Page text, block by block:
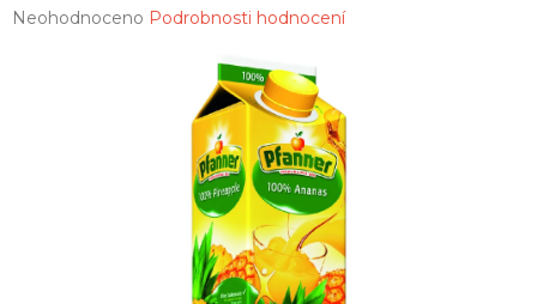
Průměrné
Neohodnoceno Podrobnosti hodnocení